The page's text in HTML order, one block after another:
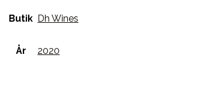
Butik Dh Wines
År 2020